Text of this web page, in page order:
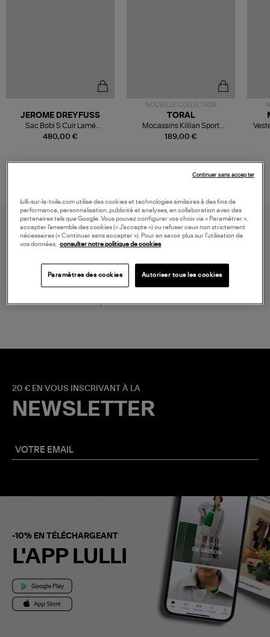
480,00 €
JEROME DREYFUSS
Sac Bobi S Cuir Lamé
Champagne
NOUVELLE COLLECTION
189,00 €
TORAL
Mocassins Killian Sport
Mousse
à partir de 150 € d'achat*
20 € EN VOUS INSCRIVANT À LA
NEWSLETTER
-10% EN TÉLÉCHARGEANT
L'APP LULLI
lulli-sur-la-toile.com utilise des cookies et technologies similaires à des fins de
performance, personnalisation, publicité et analyses, en collaboration avec des
partenaires tels que Google. Vous pouvez configurer vos choix via « Paramétrer »,
accepter l’ensemble des cookies (« J’accepte ») ou refuser ceux non strictement
nécessaires (« Continuer sans accepter »). Pour en savoir plus sur l’utilisation de
vos données, consulter notre politique de cookies
Paramètres des cookies Autoriser tous les cookies
Continuer sans accepter